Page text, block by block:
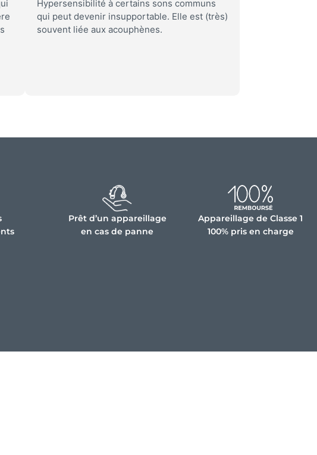
Hypersensibilité à certains sons communs
qui peut devenir insupportable. Elle est (très)
souvent liée aux acouphènes.
Prêt d’un appareillage
en cas de panne
Appareillage de Classe 1
100% pris en charge